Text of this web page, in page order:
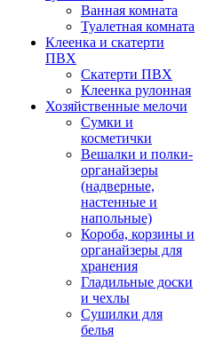
Ванная комната
Туалетная комната
Клеенка и скатерти
ПВХ
Скатерти ПВХ
Клеенка рулонная
Хозяйственные мелочи
Сумки и
косметички
Вешалки и полки-
органайзеры
(надверные,
настенные и
напольные)
Короба, корзины и
органайзеры для
хранения
Гладильные доски
и чехлы
Сушилки для
белья